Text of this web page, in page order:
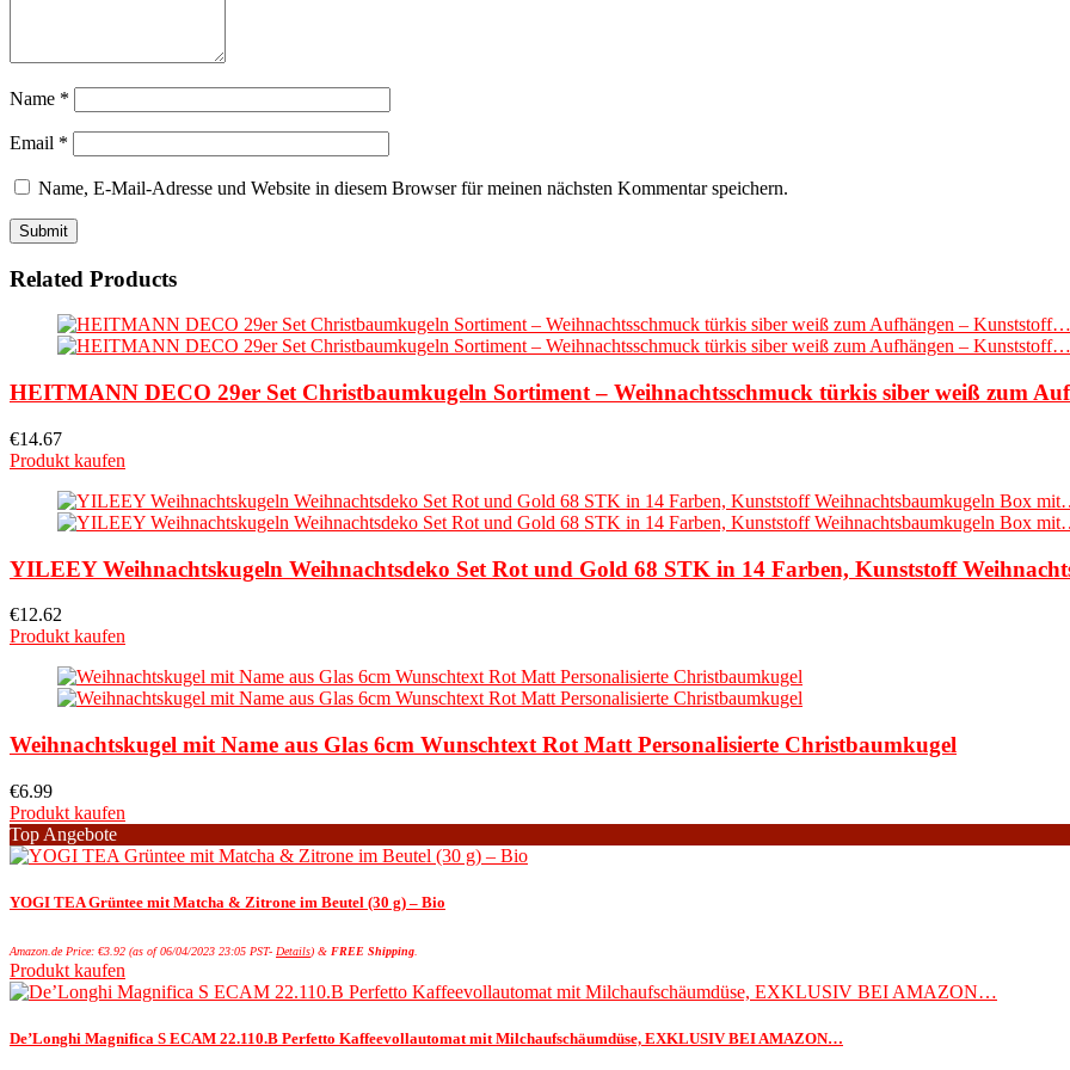
Name *
Email *
Name, E-Mail-Adresse und Website in diesem Browser für meinen nächsten Kommentar speichern.
Related Products
HEITMANN DECO 29er Set Christbaumkugeln Sortiment – Weihnachtsschmuck türkis siber weiß zum
€14.67
Produkt kaufen
YILEEY Weihnachtskugeln Weihnachtsdeko Set Rot und Gold 68 STK in 14 Farben, Kunststoff
€12.62
Produkt kaufen
Weihnachtskugel mit Name aus Glas 6cm Wunschtext Rot Matt Personalisierte Christbaumkugel
€6.99
Produkt kaufen
Top Angebote
YOGI TEA Grüntee mit Matcha & Zitrone im Beutel (30 g) – Bio
Amazon.de Price: €3.92 (as of 06/04/2023 23:05 PST- Details) & FREE Shipping
Produkt kaufen
De’Longhi Magnifica S ECAM 22.110.B Perfetto Kaffeevollautomat mit Milchaufschäumdüse, EXKLUSIV BEI AMAZON…